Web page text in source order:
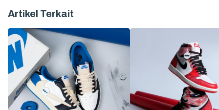
Artikel Terkait